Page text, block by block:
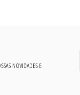
NOVIDADES E